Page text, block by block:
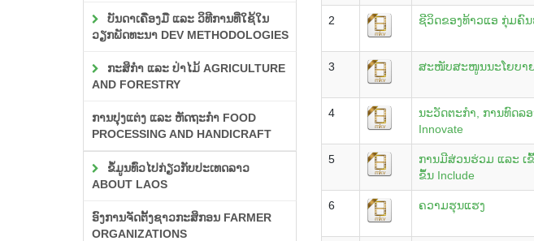
ບັນດາເຄື່ອງມື ແລະ ວິທີການທີ່ໃຊ້ໃນ
ວຽກພັດທະນາ DEV METHODOLOGIES
ກະສິກຳ ແລະ ປ່າໄມ້ AGRICULTURE
AND FORESTRY
ການປຸງແຕ່ງ ແລະ ຫັດຖະກຳ FOOD
PROCESSING AND HANDICRAFT
ຂໍ້ມູນທົ່ວໄປກ່ຽວກັບປະເທດລາວ
ABOUT LAOS
ອົງການຈັດຕັ້ງຊາວກະສິກອນ FARMER
ORGANIZATIONS
2 ຊີວິດຂອງທ້າວແອ ກຸ່ມຄົ
3 ສະໜັບສະໜູນນະໂຍບາ
4
ນະວັດຕະກຳ, ການທົດລ
Innovate
5
ການມີສ່ວນຮ່ວມ ແລະ ເ
ຂຶ້ນ Include
6 ຄວາມຮຸນແຮງ